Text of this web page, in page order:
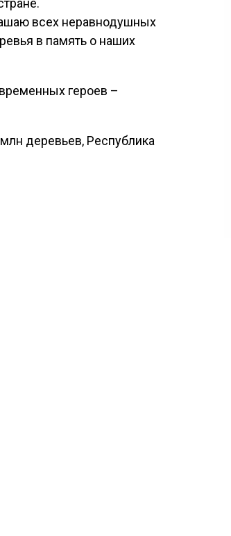
всех неравнодушных
в память о наших
героев –
деревьев, Республика